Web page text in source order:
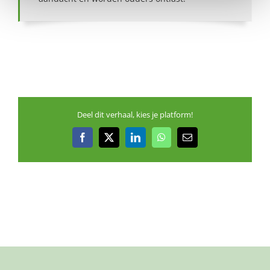
Deel dit verhaal, kies je platform!
Facebook
X LinkedInWhatsApp
E-